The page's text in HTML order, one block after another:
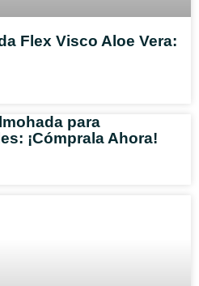
Flex Visco Aloe Vera:
para
¡Cómprala Ahora!